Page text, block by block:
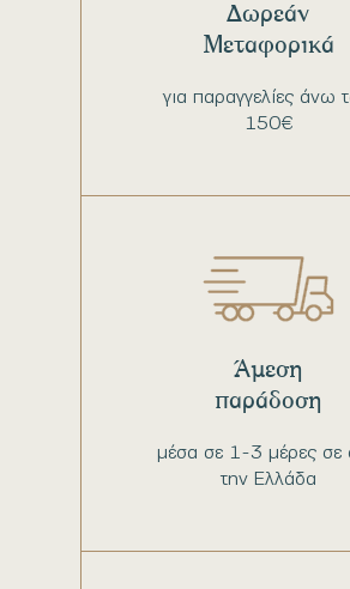
για παραγγελίες άνω
150€
Δωρεάν
Μεταφορικά
μέσα σε 1-3 μέρες σε
την Ελλάδα
Άμεση
παράδοση